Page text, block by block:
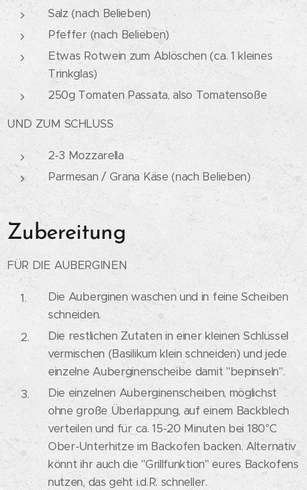
Salz (nach Belieben)
Pfeffer (nach Belieben)
Etwas Rotwein zum Ablöschen (ca. 1 kleines
Trinkglas)
250g Tomaten Passata, also Tomatensoße
UND ZUM SCHLUSS
2-3 Mozzarella
Parmesan / Grana Käse (nach Belieben)
Zubereitung
FÜR DIE AUBERGINEN
Die Auberginen waschen und in feine Scheiben
schneiden.
Die restlichen Zutaten in einer kleinen Schlüssel
vermischen (Basilikum klein schneiden) und jede
einzelne Auberginenscheibe damit "bepinseln".
Die einzelnen Auberginenscheiben, möglichst
ohne große Überlappung, auf einem Backblech
verteilen und für ca. 15-20 Minuten bei 180°C
Ober-Unterhitze im Backofen backen. Alternativ
könnt ihr auch die "Grillfunktion" eures Backofens
nutzen, das geht i.d.R. schneller.